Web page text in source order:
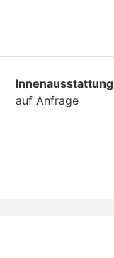
Innenausstattung
auf Anfrage